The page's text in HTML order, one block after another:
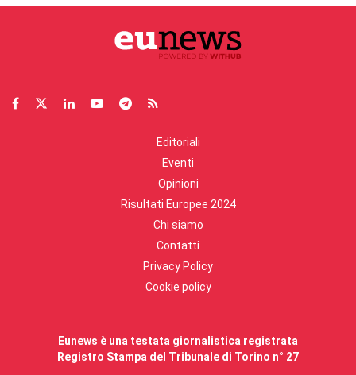
Editoriali
Eventi
Opinioni
Risultati Europee 2024
Chi siamo
Contatti
Privacy Policy
Cookie policy
Eunews è una testata giornalistica registrata
Registro Stampa del Tribunale di Torino n° 27